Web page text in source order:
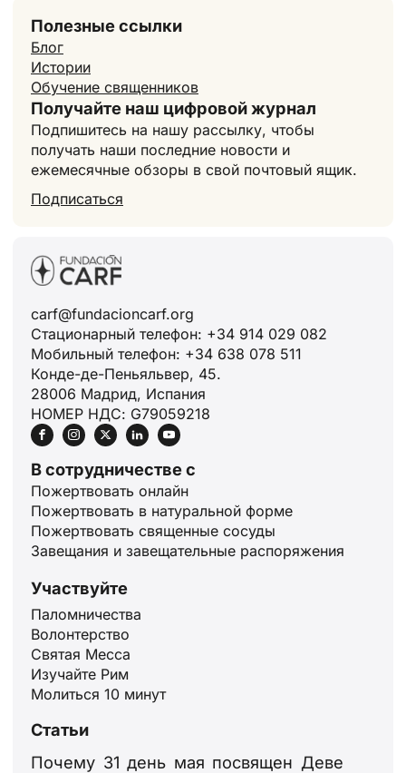
Полезные ссылки
Блог
Истории
Обучение священников
Получайте наш цифровой журнал
Подпишитесь на нашу рассылку, чтобы
получать наши последние новости и
ежемесячные обзоры в свой почтовый ящик.
Подписаться
carf@fundacioncarf.org
Стационарный телефон: +34 914 029 082
Мобильный телефон: +34 638 078 511
Конде-де-Пеньяльвер, 45.
28006 Мадрид, Испания
НОМЕР НДС: G79059218
В сотрудничестве с
Пожертвовать онлайн
Пожертвовать в натуральной форме
Пожертвовать священные сосуды
Завещания и завещательные распоряжения
Участвуйте
Паломничества
Волонтерство
Святая Месса
Изучайте Рим
Молиться 10 минут
Статьи
Почему 31 день мая посвящен Деве